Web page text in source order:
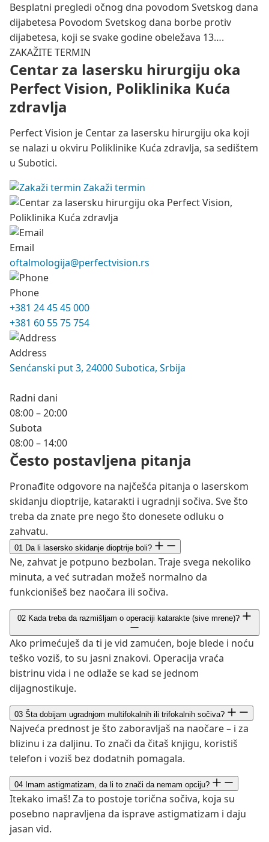
Besplatni pregledi očnog dna povodom Svetskog dana
dijabetesa Povodom Svetskog dana borbe protiv
dijabetesa, koji se svake godine obeležava 13….
ZAKAŽITE TERMIN
Centar za lasersku hirurgiju oka
Perfect Vision, Poliklinika Kuća
zdravlja
Perfect Vision je Centar za lasersku hirurgiju oka koji
se nalazi u okviru Poliklinike Kuća zdravlja, sa sedištem
u Subotici.
Zakaži termin
Email
oftalmologija@perfectvision.rs
Phone
+381 24 45 45 000
+381 60 55 75 754
Address
Senćanski put 3, 24000 Subotica, Srbija
Radni dani
08:00 – 20:00
Subota
08:00 – 14:00
Često postavljena pitanja
Pronađite odgovore na najčešća pitanja o laserskom
skidanju dioptrije, katarakti i ugradnji sočiva. Sve što
treba da znate pre nego što donesete odluku o
zahvatu.
01 Da li lasersko skidanje dioptrije boli?
Ne, zahvat je potpuno bezbolan. Traje svega nekoliko
minuta, a već sutradan možeš normalno da
funkcionišeš bez naočara ili sočiva.
02 Kada treba da razmišljam o operaciji katarakte (sive mrene)?
Ako primećuješ da ti je vid zamućen, boje blede i noću
teško voziš, to su jasni znakovi. Operacija vraća
bistrinu vida i ne odlaže se kad se jednom
dijagnostikuje.
03 Šta dobijam ugradnjom multifokalnih ili trifokalnih sočiva?
Najveća prednost je što zaboravljaš na naočare – i za
blizinu i za daljinu. To znači da čitaš knjigu, koristiš
telefon i voziš bez dodatnih pomagala.
04 Imam astigmatizam, da li to znači da nemam opciju?
Itekako imaš! Za to postoje torična sočiva, koja su
posebno napravljena da isprave astigmatizam i daju
jasan vid.